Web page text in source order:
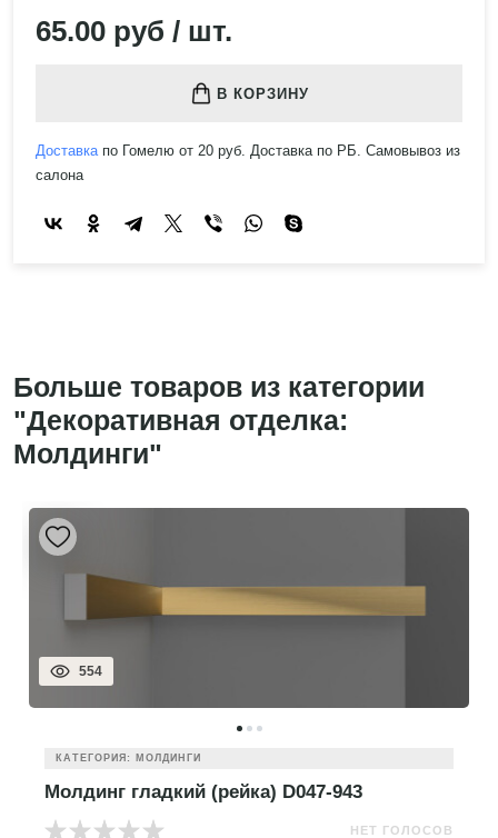
65.00 руб / шт.
В КОРЗИНУ
Доставкапо Гомелю от 20 руб. Доставка по РБ. Самовывоз из
салона
Больше товаров из категории
"Декоративная отделка:
Молдинги"
554
КАТЕГОРИЯ: МОЛДИНГИ
Молдинг гладкий (рейка) D047-943
НЕТ ГОЛОСОВ